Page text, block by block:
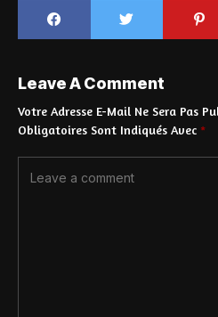
Leave A Comment
Votre Adresse E-Mail Ne Sera Pas
Obligatoires Sont Indiqués Avec *